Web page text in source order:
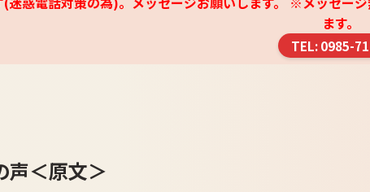
ます。
TEL: 0985-
声＜原文＞